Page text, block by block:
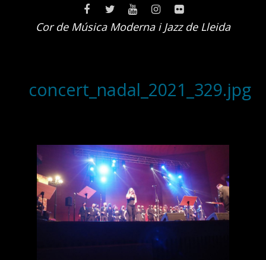
Cor de Música Moderna i Jazz de Lleida
concert_nadal_2021_329.jpg